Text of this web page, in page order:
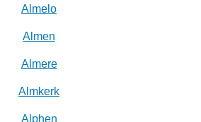
Almelo
Almen
Almere
Almkerk
Alphen